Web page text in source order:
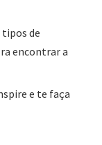
de
encontrar a
e te faça